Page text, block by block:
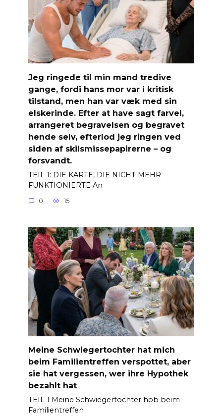
Jeg ringede til min mand tredive
gange, fordi hans mor var i kritisk
tilstand, men han var væk med sin
elskerinde. Efter at have sagt farvel,
arrangeret begravelsen og begravet
hende selv, efterlod jeg ringen ved
siden af ​​skilsmissepapirerne – og
forsvandt.
TEIL 1: DIE KARTE, DIE NICHT MEHR
FUNKTIONIERTE An
0 15
Meine Schwiegertochter hat mich
beim Familientreffen verspottet, aber
sie hat vergessen, wer ihre Hypothek
bezahlt hat
TEIL 1 Meine Schwiegertochter hob beim
Familientreffen